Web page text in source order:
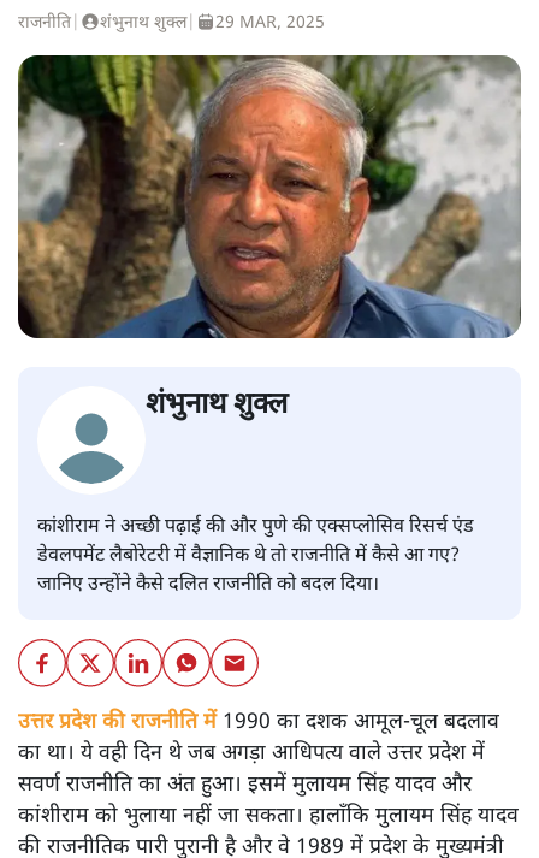
राजनीति शंभुनाथ शुक्ल| 29 MAR, 2025
शंभुनाथ शुक्ल
कांशीराम ने अच्छी पढ़ाई की और पुणे की एक्सप्लोसिव रिसर्च एंड
डेवलपमेंट लैबोरेटरी में वैज्ञानिक थे तो राजनीति में कैसे आ गए?
जानिए उन्होंने कैसे दलित राजनीति को बदल दिया।
उत्तर प्रदेश की राजनीति में1990 का दशक आमूल-चूल बदलाव
का था। ये वही दिन थे जब अगड़ा आधिपत्य वाले उत्तर प्रदेश में
सवर्ण राजनीति का अंत हुआ। इसमें मुलायम सिंह यादव और
कांशीराम को भुलाया नहीं जा सकता। हालाँकि मुलायम सिंह यादव
की राजनीतिक पारी पुरानी है और वे 1989 में प्रदेश के मुख्यमंत्री